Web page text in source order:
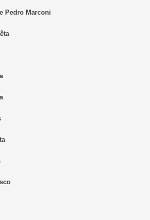
Pedro Marconi